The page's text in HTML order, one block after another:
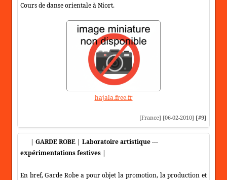
Cours de danse orientale à Niort.
hajala.free.fr
[France] [06-02-2010] [#9]
| GARDE ROBE | Laboratoire artistique ---
expérimentations festives |
En bref, Garde Robe a pour objet la promotion, la production et